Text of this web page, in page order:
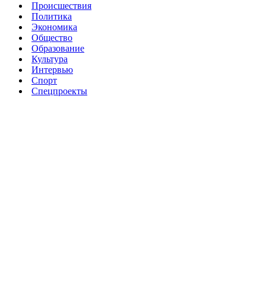
Происшествия
Политика
Экономика
Общество
Образование
Культура
Интервью
Спорт
Спецпроекты